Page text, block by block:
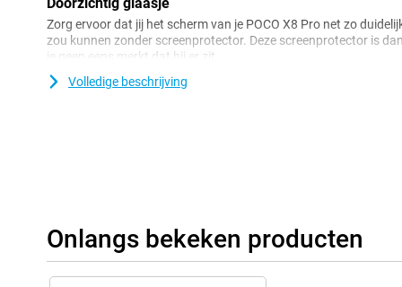
Zorg ervoor dat jij het scherm van je POCO X8 Pro net zo
zou kunnen zonder screenprotector. Deze screenprotector is
je geen eens merkt dat hij er zit.
Volledige beschrijving
Onlangs bekeken producten